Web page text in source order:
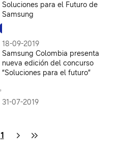
Soluciones para el Futuro de
Samsung
18-09-2019
Samsung Colombia presenta
nueva edición del concurso
“Soluciones para el futuro”
31-07-2019
1